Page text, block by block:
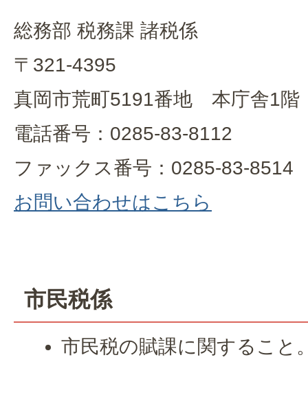
総務部 税務課 諸税係
〒321-4395
真岡市荒町5191番地 本庁舎1階
電話番号：0285-83-8112
ファックス番号：0285-83-8514
お問い合わせはこちら
市民税係
市民税の賦課に関すること